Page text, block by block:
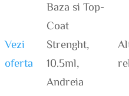
Vezi
oferta
Baza si Top-
Coat
Strenght,
10.5ml,
Andreia